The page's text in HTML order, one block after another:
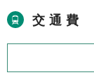
交通費